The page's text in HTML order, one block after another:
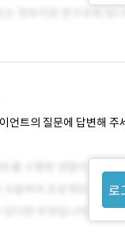
언트의 질문에 답변해 주
로